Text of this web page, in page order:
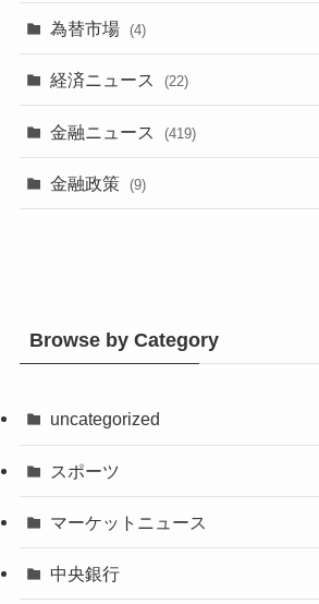
為替市場 (4)
経済ニュース (22)
金融ニュース (419)
金融政策 (9)
Browse by Category
uncategorized
スポーツ
マーケットニュース
中央銀行